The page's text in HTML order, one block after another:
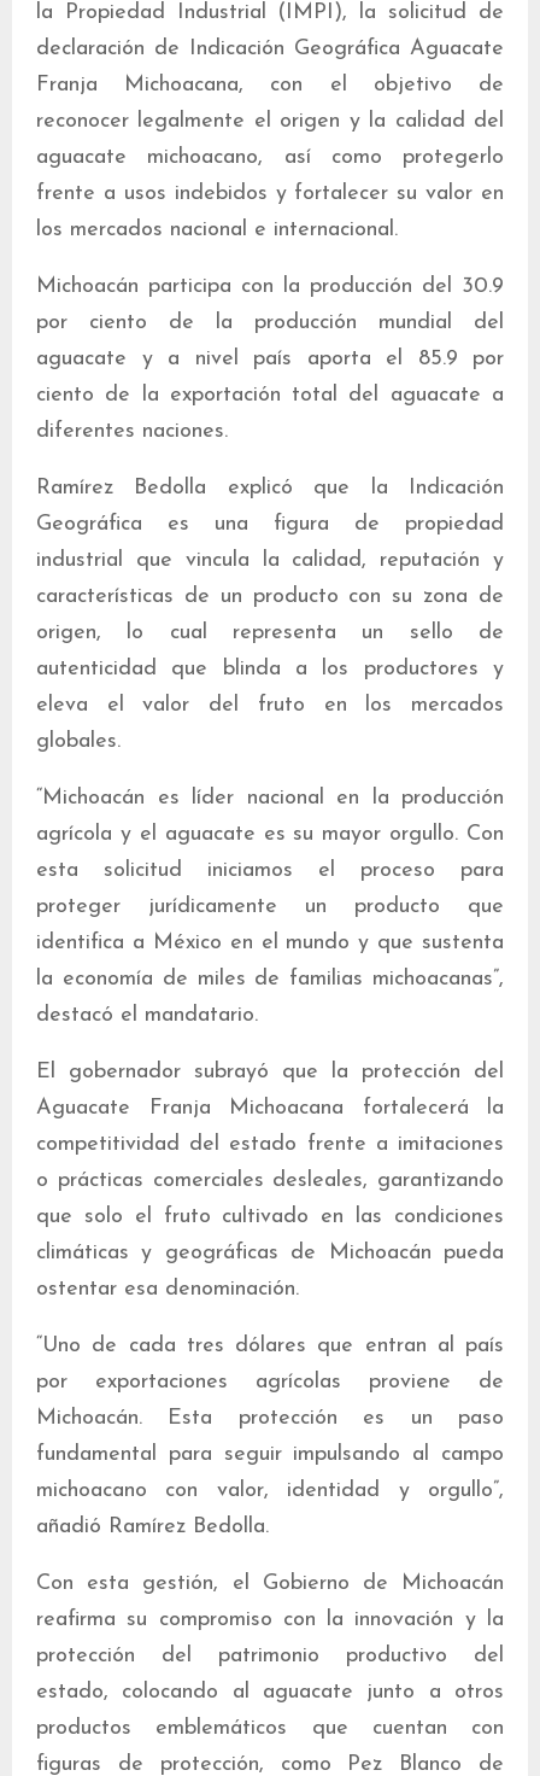
la Propiedad Industrial (IMPI), la solicitud de
declaración de Indicación Geográfica Aguacate
Franja Michoacana, con el objetivo de
reconocer legalmente el origen y la calidad del
aguacate michoacano, así como protegerlo
frente a usos indebidos y fortalecer su valor en
los mercados nacional e internacional.
Michoacán participa con la producción del 30.9
por ciento de la producción mundial del
aguacate y a nivel país aporta el 85.9 por
ciento de la exportación total del aguacate a
diferentes naciones.
Ramírez Bedolla explicó que la Indicación
Geográfica es una figura de propiedad
industrial que vincula la calidad, reputación y
características de un producto con su zona de
origen, lo cual representa un sello de
autenticidad que blinda a los productores y
eleva el valor del fruto en los mercados
globales.
“Michoacán es líder nacional en la producción
agrícola y el aguacate es su mayor orgullo. Con
esta solicitud iniciamos el proceso para
proteger jurídicamente un producto que
identifica a México en el mundo y que sustenta
la economía de miles de familias michoacanas”,
destacó el mandatario.
El gobernador subrayó que la protección del
Aguacate Franja Michoacana fortalecerá la
competitividad del estado frente a imitaciones
o prácticas comerciales desleales, garantizando
que solo el fruto cultivado en las condiciones
climáticas y geográficas de Michoacán pueda
ostentar esa denominación.
“Uno de cada tres dólares que entran al país
por exportaciones agrícolas proviene de
Michoacán. Esta protección es un paso
fundamental para seguir impulsando al campo
michoacano con valor, identidad y orgullo”,
añadió Ramírez Bedolla.
Con esta gestión, el Gobierno de Michoacán
reafirma su compromiso con la innovación y la
protección del patrimonio productivo del
estado, colocando al aguacate junto a otros
productos emblemáticos que cuentan con
figuras de protección, como Pez Blanco de